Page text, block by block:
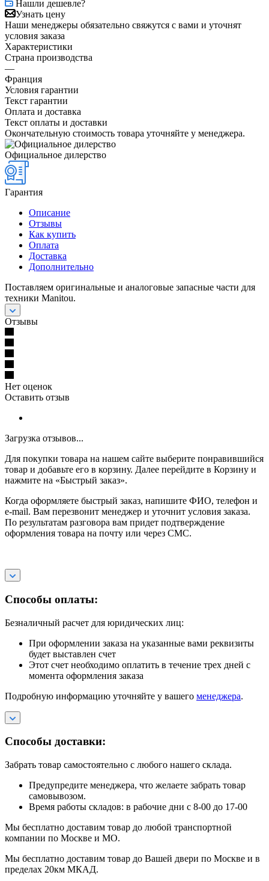
Нашли дешевле?
Узнать цену
Наши менеджеры обязательно свяжутся с вами и уточнят
условия заказа
Характеристики
Страна производства
—
Франция
Условия гарантии
Текст гарантии
Оплата и доставка
Текст оплаты и доставки
Окончательную стоимость товара уточняйте у менеджера.
Официальное дилерство
Гарантия
Описание
Отзывы
Как купить
Оплата
Доставка
Дополнительно
Поставляем оригинальные и аналоговые запасные части для
техники Manitou.
Отзывы
Нет оценок
Оставить отзыв
Загрузка отзывов...
Для покупки товара на нашем сайте выберите понравившийся
товар и добавьте его в корзину. Далее перейдите в Корзину и
нажмите на «Быстрый заказ».
Когда оформляете быстрый заказ, напишите ФИО, телефон и
e-mail. Вам перезвонит менеджер и уточнит условия заказа.
По результатам разговора вам придет подтверждение
оформления товара на почту или через СМС.
Способы оплаты:
Безналичный расчет для юридических лиц:
При оформлении заказа на указанные вами реквизиты
будет выставлен счет
Этот счет необходимо оплатить в течение трех дней с
момента оформления заказа
Подробную информацию уточняйте у вашего менеджера.
Способы доставки:
Забрать товар самостоятельно с любого нашего склада.
Предупредите менеджера, что желаете забрать товар
самовывозом.
Время работы складов: в рабочие дни с 8-00 до 17-00
Мы бесплатно доставим товар до любой транспортной
компании по Москве и МО.
Мы бесплатно доставим товар до Вашей двери по Москве и в
пределах 20км МКАД.